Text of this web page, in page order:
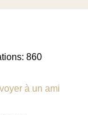
860
à un ami